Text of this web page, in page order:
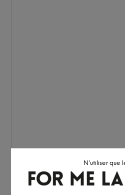
Nous utilisons des
Vous pouvez en lire plus sur